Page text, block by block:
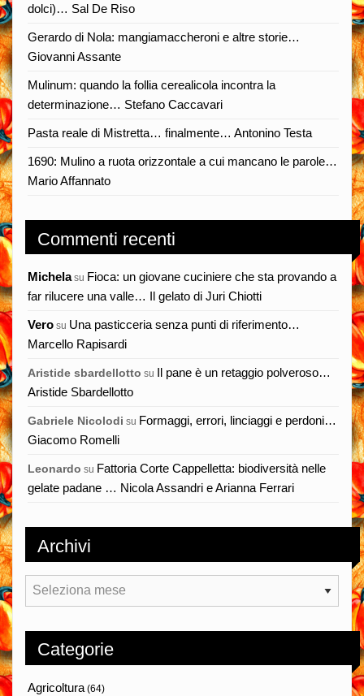
dolci)… Sal De Riso
Gerardo di Nola: mangiamaccheroni e altre storie…
Giovanni Assante
Mulinum: quando la follia cerealicola incontra la
determinazione… Stefano Caccavari
Pasta reale di Mistretta… finalmente… Antonino Testa
1690: Mulino a ruota orizzontale a cui mancano le parole…
Mario Affannato
Commenti recenti
Michelasu Fioca: un giovane cuciniere che sta provando a
far rilucere una valle… Il gelato di Juri Chiotti
Vero su Una pasticceria senza punti di riferimento…
Marcello Rapisardi
Aristide sbardellotto su Il pane è un retaggio polveroso…
Aristide Sbardellotto
Gabriele Nicolodi su Formaggi, errori, linciaggi e perdoni…
Giacomo Romelli
Leonardo su Fattoria Corte Cappelletta: biodiversità nelle
gelate padane … Nicola Assandri e Arianna Ferrari
Archivi
Archivi
Categorie
Agricoltura(64)